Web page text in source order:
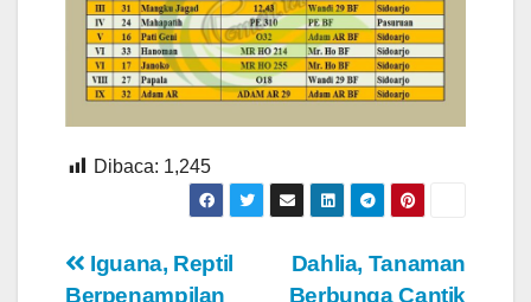
Dibaca: 1,245
Navigasi
Dahlia, Tanaman
Berbunga Cantik
Iguana, Reptil
Berpenampilan